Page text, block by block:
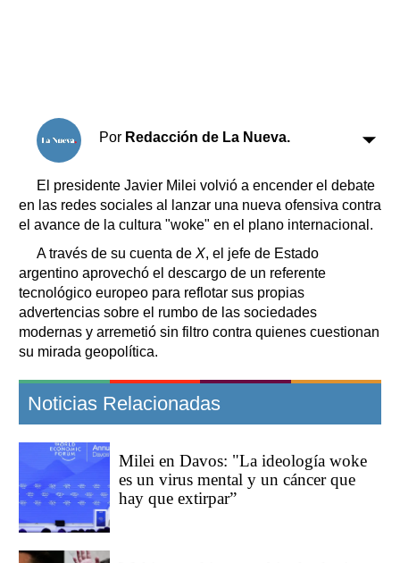
Por Redacción de La Nueva.
El presidente Javier Milei volvió a encender el debate
en las redes sociales al lanzar una nueva ofensiva contra
el avance de la cultura "woke" en el plano internacional.
A través de su cuenta de X, el jefe de Estado
argentino aprovechó el descargo de un referente
tecnológico europeo para reflotar sus propias
advertencias sobre el rumbo de las sociedades
modernas y arremetió sin filtro contra quienes cuestionan
su mirada geopolítica.
Noticias Relacionadas
Milei en Davos: "La ideología woke
es un virus mental y un cáncer que
hay que extirpar”